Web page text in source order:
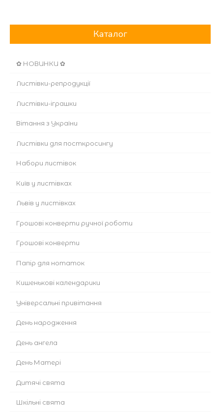
Каталог
✿ НОВИНКИ ✿
Листівки-репродукції
Листівки-іграшки
Вітання з України
Листівки для посткросингу
Набори листівок
Київ у листівках
Львів у листівках
Грошові конверти ручної роботи
Грошові конверти
Папір для нотаток
Кишенькові календарики
Універсальні привітання
День народження
День ангела
День Матері
Дитячі свята
Шкільні свята